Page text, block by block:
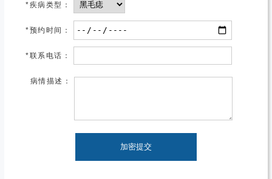
*疾病类型：
*预约时间：
*联系电话：
病情描述：
加密提交